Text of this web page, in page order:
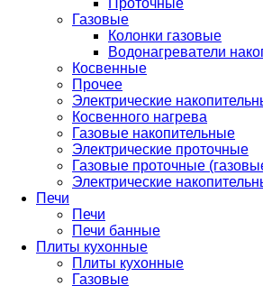
Проточные
Газовые
Колонки газовые
Водонагреватели
Косвенные
Прочее
Электрические
Косвенного нагрева
Газовые накопительные
Электрические проточные
Газовые проточные
Электрические
Печи
Печи
Печи банные
Плиты кухонные
Плиты кухонные
Газовые